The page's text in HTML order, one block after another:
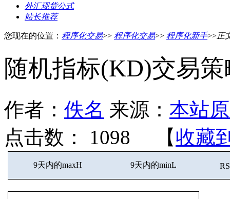
外汇现货公式
站长推荐
您现在的位置： 程序化交易>> 程序化交易>> 程序化新手>>正
随机指标(KD)交易
作者： 佚名 来源： 本站
点击数： 1098 【收藏
9天内的maxH 9天内的minL